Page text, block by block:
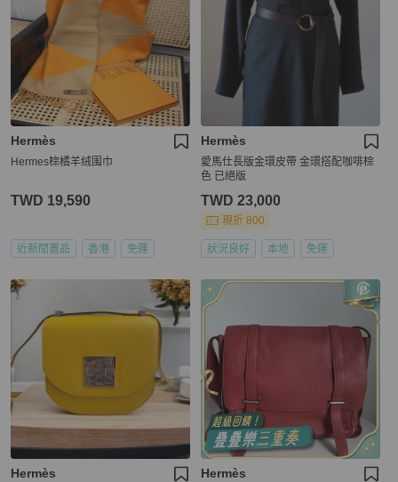
Hermès
Hermes棕橘羊绒围巾
TWD 19,590
近新閒置品 香港 免運
Hermès
愛馬仕長版金環皮帶 金環搭配咖啡棕
色 已絕版
TWD 23,000
現折 800
狀況良好 本地 免運
Hermès Hermès